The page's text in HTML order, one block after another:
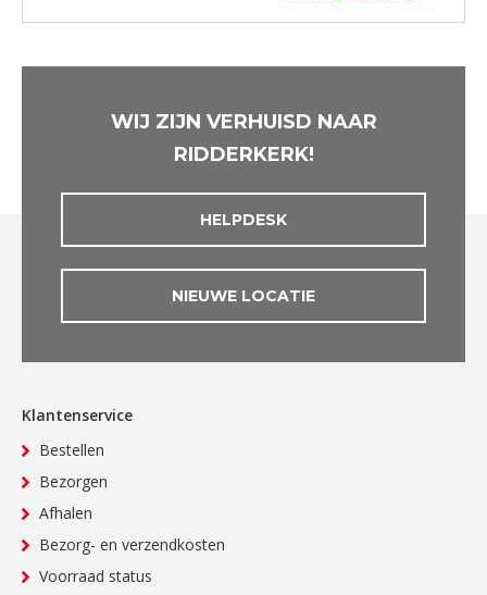
WIJ ZIJN VERHUISD NAAR
RIDDERKERK!
HELPDESK
NIEUWE LOCATIE
Klantenservice
Bestellen
Bezorgen
Afhalen
Bezorg- en verzendkosten
Voorraad status